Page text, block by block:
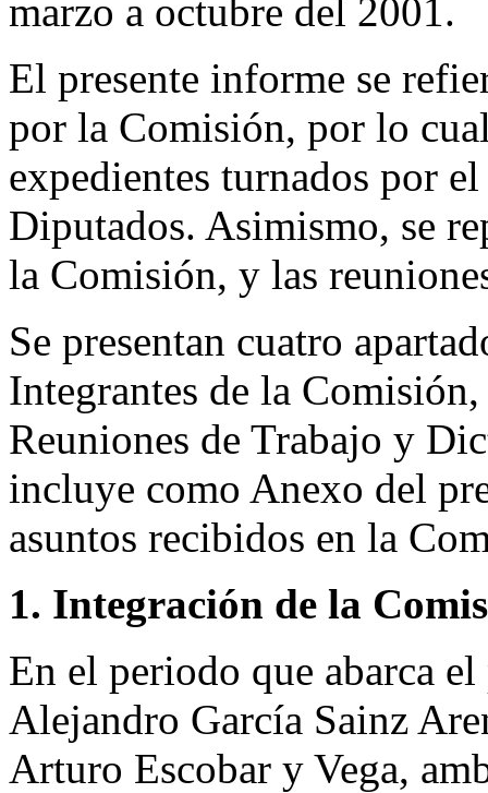
marzo a octubre del 2001.
El presente informe se
por la Comisión, por lo
expedientes turnados por
Diputados. Asimismo, se
la Comisión, y las
Se presentan cuatro
Integrantes de la
Reuniones de Trabajo y
incluye como Anexo del
asuntos recibidos en la
1. Integración de la
En el periodo que abarca
Alejandro García Sainz
Arturo Escobar y Vega,